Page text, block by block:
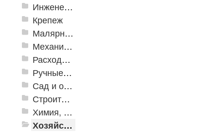
Инженерная сантехника и инструменты
Крепеж
Малярно-штукатурные инструменты
Механизированные инструменты
Расходные инструменты
Ручные инструменты
Сад и огород
Строительная Химия и принадлежности
Химия, крепеж, СИЗ
Хозяйственные принадлежности